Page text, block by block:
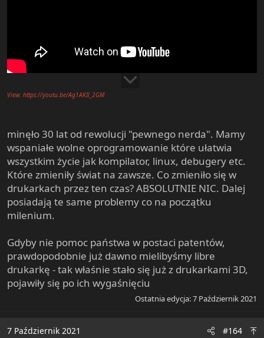
View: https://youtu.be/Ag1AKIl_2GM
minęło 30 lat od rewolucji "pewnego nerda". Mamy
wspaniałe wolne oprogramowanie które ułatwia
wszystkim życie jak kompilator, linux, debugery etc.
Które zmieniły świat na zawsze. Co zmieniło się w
drukarkach przez ten czas? ABSOLUTNIE NIC. Dalej
posiadają te same problemy co na początku
milenium.
Gdyby nie pomoc państwa w postaci patentów,
prawdopodobnie już dawno mielibyśmy libre
drukarkę - tak właśnie stało się już z drukarkami 3D,
pojawiły się po ich wygaśnięciu
Ostatnia edycja:7 Październik 2021
7 Październik 2021 #164